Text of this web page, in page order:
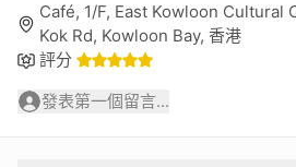
Café, 1/F, East Kowloon Cultural
Kok Rd, Kowloon Bay, 香港
評分
發表第一個留言...